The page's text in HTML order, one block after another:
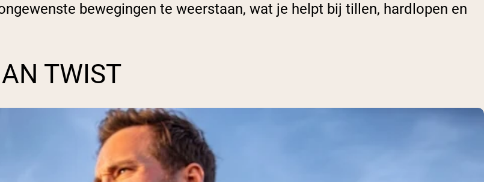
bewegingen te weerstaan, wat je helpt bij tillen, hardlopen en
TWIST